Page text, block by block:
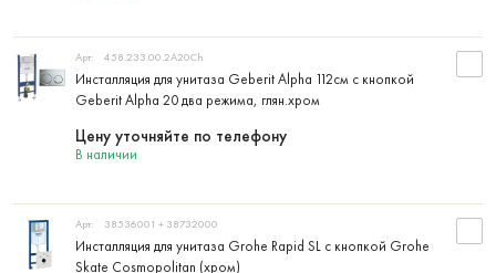
Инсталляция для унитаза Geberit Alpha 112см с кнопкой
Geberit Alpha 20 два режима, глян.хром
Арт: 458.233.00.2A20Ch
В наличии
Цену уточняйте по телефону
Инсталляция для унитаза Grohe Rapid SL с кнопкой Grohe
Skate Cosmopolitan (хром)
Арт: 38536001 + 38732000